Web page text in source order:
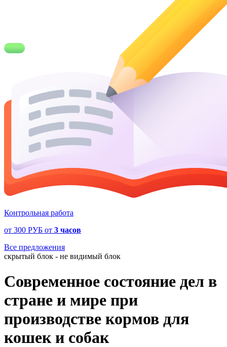
Контрольная работа
от 300 РУБ от 3 часов
Все предложения
скрытый блок - не видимый блок
Современное состояние дел в
стране и мире при
производстве кормов для
кошек и собак